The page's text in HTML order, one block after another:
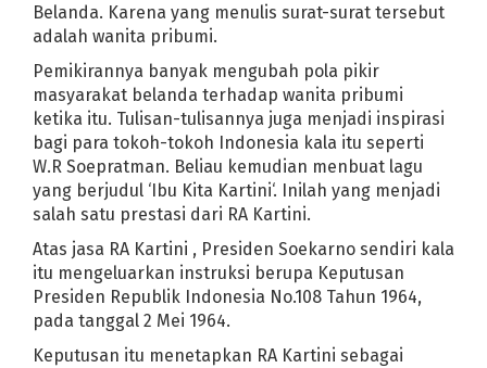
Monumen Menghormati Pelempar Sepatu Bush
Digerus Firefox, IE Makin Melempem
Ilmu dan Mencari Ilmu
Belanda. Karena yang menulis surat-surat tersebut
adalah wanita pribumi.
Pemikirannya banyak mengubah pola pikir
masyarakat belanda terhadap wanita pribumi
ketika itu. Tulisan-tulisannya juga menjadi inspirasi
bagi para tokoh-tokoh Indonesia kala itu seperti
W.R Soepratman. Beliau kemudian menbuat lagu
yang berjudul ‘Ibu Kita Kartini‘. Inilah yang menjadi
salah satu prestasi dari RA Kartini.
Atas jasa RA Kartini , Presiden Soekarno sendiri kala
itu mengeluarkan instruksi berupa Keputusan
Presiden Republik Indonesia No.108 Tahun 1964,
pada tanggal 2 Mei 1964.
Keputusan itu menetapkan RA Kartini sebagai